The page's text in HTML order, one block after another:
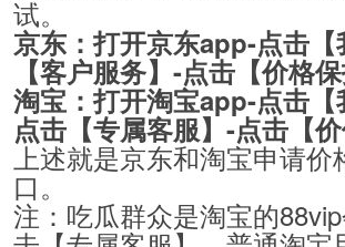
试。
京东：打开京东app-点击
【客户服务】-点击【价格保
淘宝：打开淘宝app-点击
点击【专属客服】-点击【价
上述就是京东和淘宝申请价
口。
注：吃瓜群众是淘宝的